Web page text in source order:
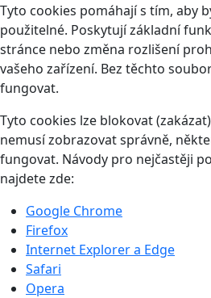
Tyto cookies pomáhají s tím, aby
použitelné. Poskytují základní
stránce nebo změna rozlišení
vašeho zařízení. Bez těchto
fungovat.
Tyto cookies lze blokovat
nemusí zobrazovat správně,
fungovat. Návody pro nejčastěji
najdete zde:
Google Chrome
Firefox
Internet Explorer a Edge
Safari
Opera